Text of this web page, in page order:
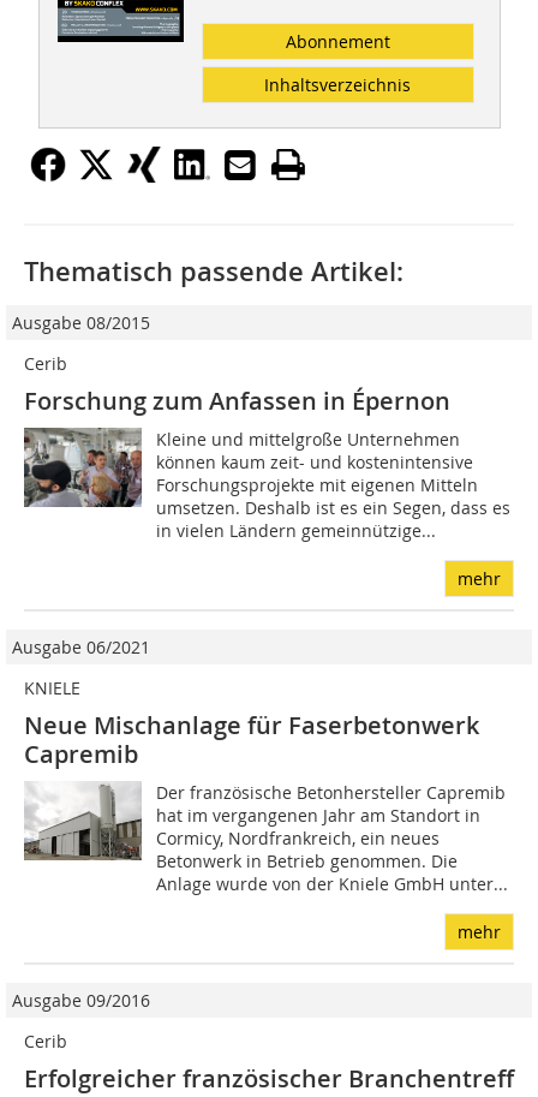
Abonnement
Inhaltsverzeichnis
Thematisch passende Artikel:
Ausgabe 08/2015
Cerib
Forschung zum Anfassen in Épernon
Kleine und mittelgroße Unternehmen
können kaum zeit- und kostenintensive
Forschungsprojekte mit eigenen Mitteln
umsetzen. Deshalb ist es ein Segen, dass es
in vielen Ländern gemeinnützige...
mehr
Ausgabe 06/2021
KNIELE
Neue Mischanlage für Faserbetonwerk
Capremib
Der französische Betonhersteller Capremib
hat im vergangenen Jahr am Standort in
Cormicy, Nordfrankreich, ein neues
Betonwerk in Betrieb genommen. Die
Anlage wurde von der Kniele GmbH unter...
mehr
Ausgabe 09/2016
Cerib
Erfolgreicher französischer Branchentreff